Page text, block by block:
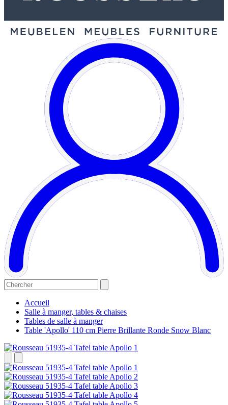
Accueil
Salle à manger, tables & chaises
Tables de salle à manger
Table 'Apollo' 110 cm Pierre Brillante Ronde Snow Blanc